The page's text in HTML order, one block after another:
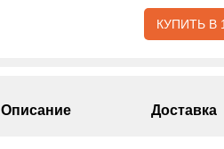
КУПИТЬ В
Описание Доставка